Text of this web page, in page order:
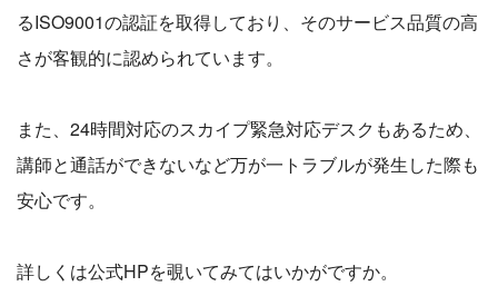
るISO9001の認証を取得しており、そのサービス品質の高
さが客観的に認められています。
また、24時間対応のスカイプ緊急対応デスクもあるため、
講師と通話ができないなど万が一トラブルが発生した際も
安心です。
詳しくは公式HPを覗いてみてはいかがですか。